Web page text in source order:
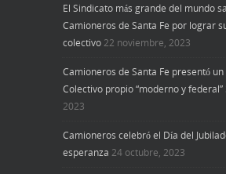
El Sindicato más grande del mundo
Camioneros de Santa Fe por lograr
colectivo22 noviembre, 2023
Camioneros de Santa Fe presentó
Colectivo propio “moderno y federal”
2023
Camioneros celebró el Día del
esperanza 24 octubre, 2023